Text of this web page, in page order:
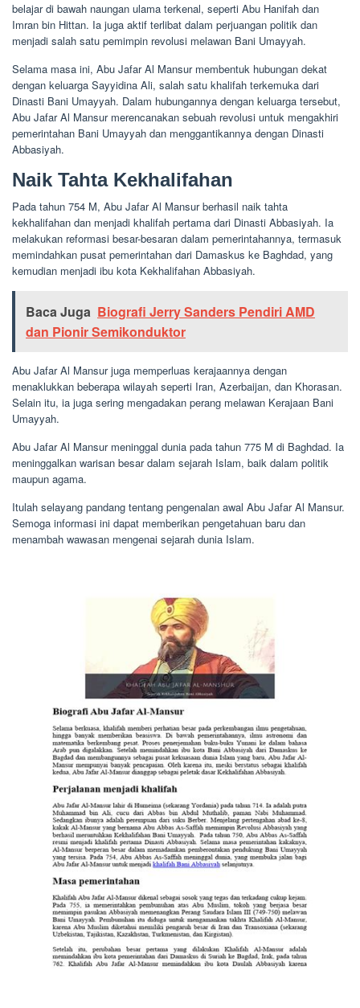
belajar di bawah naungan ulama terkenal, seperti Abu Hanifah dan
Imran bin Hittan. Ia juga aktif terlibat dalam perjuangan politik dan
menjadi salah satu pemimpin revolusi melawan Bani Umayyah.
Selama masa ini, Abu Jafar Al Mansur membentuk hubungan dekat
dengan keluarga Sayyidina Ali, salah satu khalifah terkemuka dari
Dinasti Bani Umayyah. Dalam hubungannya dengan keluarga tersebut,
Abu Jafar Al Mansur merencanakan sebuah revolusi untuk mengakhiri
pemerintahan Bani Umayyah dan menggantikannya dengan Dinasti
Abbasiyah.
Naik Tahta Kekhalifahan
Pada tahun 754 M, Abu Jafar Al Mansur berhasil naik tahta
kekhalifahan dan menjadi khalifah pertama dari Dinasti Abbasiyah. Ia
melakukan reformasi besar-besaran dalam pemerintahannya, termasuk
memindahkan pusat pemerintahan dari Damaskus ke Baghdad, yang
kemudian menjadi ibu kota Kekhalifahan Abbasiyah.
Baca Juga Biografi Jerry Sanders Pendiri AMD
dan Pionir Semikonduktor
Abu Jafar Al Mansur juga memperluas kerajaannya dengan
menaklukkan beberapa wilayah seperti Iran, Azerbaijan, dan Khorasan.
Selain itu, ia juga sering mengadakan perang melawan Kerajaan Bani
Umayyah.
Abu Jafar Al Mansur meninggal dunia pada tahun 775 M di Baghdad. Ia
meninggalkan warisan besar dalam sejarah Islam, baik dalam politik
maupun agama.
Itulah selayang pandang tentang pengenalan awal Abu Jafar Al Mansur.
Semoga informasi ini dapat memberikan pengetahuan baru dan
menambah wawasan mengenai sejarah dunia Islam.